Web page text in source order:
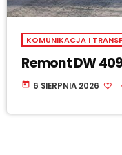
KOMUNIKACJA I
Remont DW
today 6 SIERPNIA 2026